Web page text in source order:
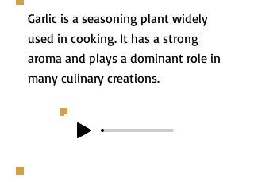
Garlic is a seasoning plant widely
used in cooking. It has a strong
aroma and plays a dominant role in
many culinary creations.